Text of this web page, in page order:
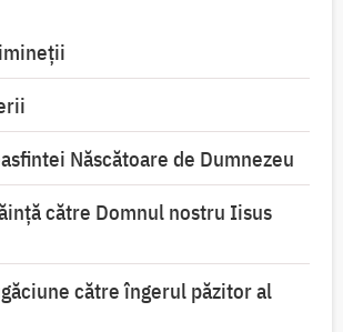
Născătoare de Dumnezeu
către Domnul nostru Iisus
către îngerul păzitor al